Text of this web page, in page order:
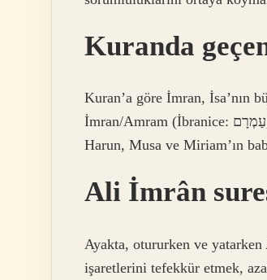
Kuranda
Kuran’a göre İmran, İsa’nın
İmran/Amram (İbranice: עַמְרָם‎, tam anlamıyla “En Yüce’nin dostu”), Yohebed’in kocası; İbranice’dir,
Harun, Musa ve Miriam’ın
Ali İmrân
Ayakta, otururken ve
işaretlerini tefekkür etmek,